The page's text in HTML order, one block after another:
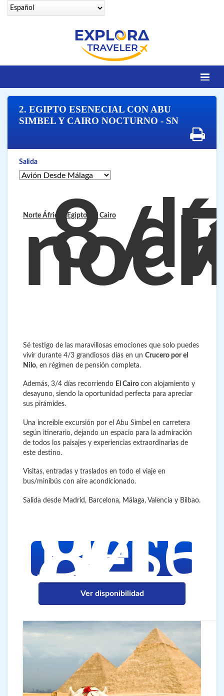
Identifícate
DESTINOS
OFERTAS SENIORS
EGIPTO LEGENDARIO
VUELOS 25 CIUDADES
VUELOS A SHARM
2. EGIPTO ESENECIAL CON ABU
SIMBEL Y CAIRO NOCTURNO - SN
Salida
Norte África - Egipto - El Cairo
8/
Sé testigo de las maravillosas emociones que solo puedes
vivir durante 4/3 grandiosos días en un Crucero por el
Nilo, en régimen de pensión completa.
Además, 3/4 días recorriendo El Cairo con alojamiento y
desayuno, siendo la oportunidad perfecta para apreciar
sus pirámides.
Una increíble excursión por el Abu Simbel en carretera
según itinerario, dejando un espacio para la admiración
de todos los paisajes y experiencias extraordinarias de
este destino.
Visitas, entradas y traslados en todo el viaje en
bus/minibús con aire acondicionado.
Salida desde Madrid, Barcelona, Málaga, Valencia y Bilbao.
845
€
Ver disponibilidad